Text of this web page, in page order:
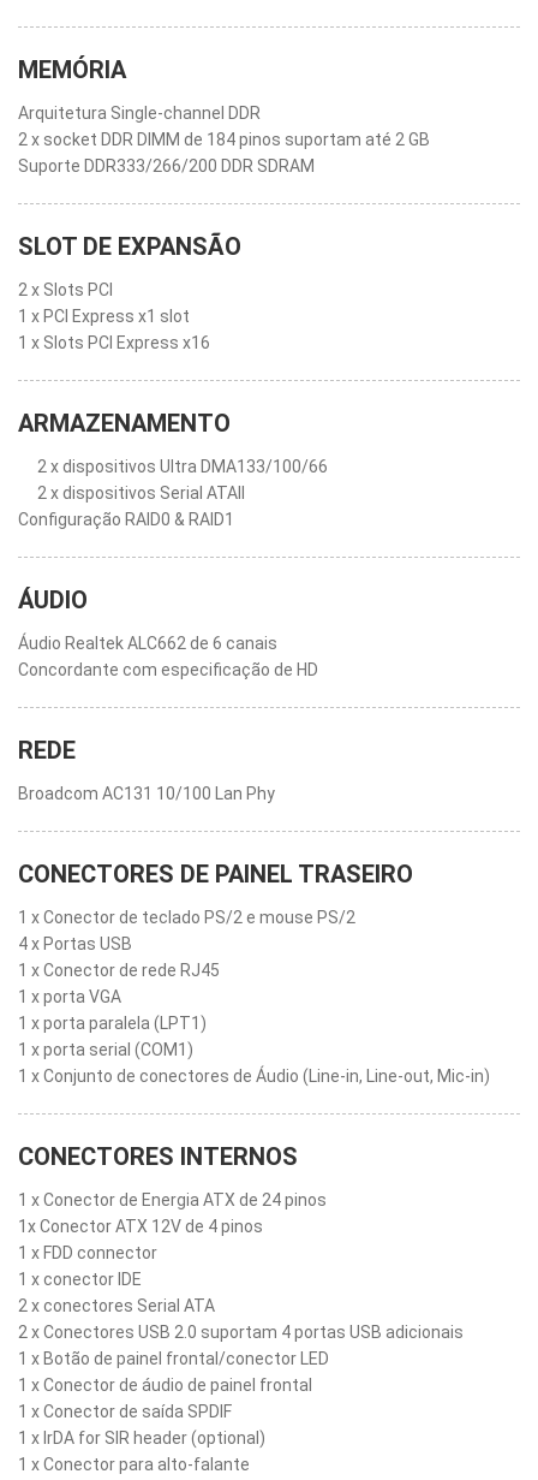
MEMÓRIA
Arquitetura Single-channel DDR
2 x socket DDR DIMM de 184 pinos suportam até 2 GB
Suporte DDR333/266/200 DDR SDRAM
SLOT DE EXPANSÃO
2 x Slots PCI
1 x PCI Express x1 slot
1 x Slots PCI Express x16
ARMAZENAMENTO
2 x dispositivos Ultra DMA133/100/66
2 x dispositivos Serial ATAII
Configuração RAID0 & RAID1
ÁUDIO
Áudio Realtek ALC662 de 6 canais
Concordante com especificação de HD
REDE
Broadcom AC131 10/100 Lan Phy
CONECTORES DE PAINEL TRASEIRO
1 x Conector de teclado PS/2 e mouse PS/2
4 x Portas USB
1 x Conector de rede RJ45
1 x porta VGA
1 x porta paralela (LPT1)
1 x porta serial (COM1)
1 x Conjunto de conectores de Áudio (Line-in, Line-out, Mic-in)
CONECTORES INTERNOS
1 x Conector de Energia ATX de 24 pinos
1x Conector ATX 12V de 4 pinos
1 x FDD connector
1 x conector IDE
2 x conectores Serial ATA
2 x Conectores USB 2.0 suportam 4 portas USB adicionais
1 x Botão de painel frontal/conector LED
1 x Conector de áudio de painel frontal
1 x Conector de saída SPDIF
1 x IrDA for SIR header (optional)
1 x Conector para alto-falante